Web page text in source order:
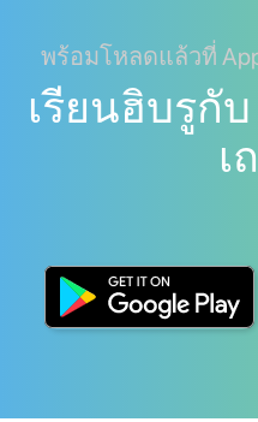
พร้อมโหลดแล้วที่
เรียนฮิบรูกับ
เ